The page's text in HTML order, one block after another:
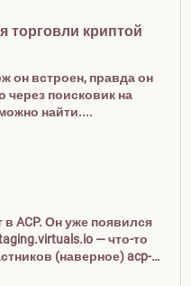
торговли криптой
он встроен, правда он
через поисковик на
найти....
в ACP. Он уже появился
— что-то
(наверное) acp-
ACP участников.